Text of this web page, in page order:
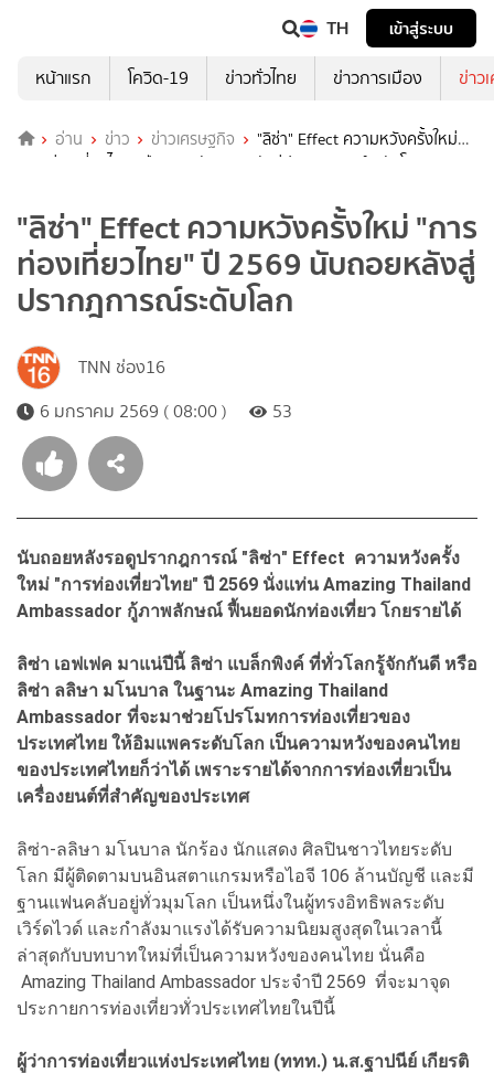
TH
เข้าสู่ระบบ
หน้าแรก
โควิด-19 ข่าวทั่วไทย ข่าวการเมือง ข่าว
อ่าน ข่าว ข่าวเศรษฐกิจ
"ลิซ่า" Effect ความหวังครั้งใหม่
"การท่องเที่ยวไทย" ปี 2569 นับถอยหลังสู่ปรากฎการณ์ระดับโลก
"ลิซ่า" Effect ความหวังครั้งใหม่ "การ
ท่องเที่ยวไทย" ปี 2569 นับถอยหลังสู่
ปรากฎการณ์ระดับโลก
TNN ช่อง16
6 มกราคม 2569 ( 08:00 )
53
นับถอยหลังรอดูปรากฎการณ์ "ลิซ่า" Effect ความหวังครั้ง
ใหม่ "การท่องเที่ยวไทย" ปี 2569 นั่งแท่น Amazing Thailand
Ambassador กู้ภาพลักษณ์ ฟื้นยอดนักท่องเที่ยว โกยรายได้
ลิซ่า เอฟเฟค มาแน่ปีนี้ ลิซ่า แบล็กพิงค์ ที่ทั่วโลกรู้จักกันดี หรือ
ลิซ่า ลลิษา มโนบาล ในฐานะ Amazing Thailand
Ambassador ที่จะมาช่วยโปรโมทการท่องเที่ยวของ
ประเทศไทย ให้อิมแพคระดับโลก เป็นความหวังของคนไทย
ของประเทศไทยก็ว่าได้ เพราะรายได้จากการท่องเที่ยวเป็น
เครื่องยนต์ที่สำคัญของประเทศ
ลิซ่า-ลลิษา มโนบาล นักร้อง นักแสดง ศิลปินชาวไทยระดับ
โลก มีผู้ติดตามบนอินสตาแกรมหรือไอจี 106 ล้านบัญชี และมี
ฐานแฟนคลับอยู่ทั่วมุมโลก เป็นหนึ่งในผู้ทรงอิทธิพลระดับ
เวิร์ดไวด์ และกำลังมาแรงได้รับความนิยมสูงสุดในเวลานี้
ล่าสุดกับบทบาทใหม่ที่เป็นความหวังของคนไทย นั่นคือ
Amazing Thailand Ambassador ประจำปี 2569 ที่จะมาจุด
ประกายการท่องเที่ยวทั่วประเทศไทยในปีนี้
ผู้ว่าการท่องเที่ยวแห่งประเทศไทย (ททท.) น.ส.ฐาปนีย์ เกียรติ